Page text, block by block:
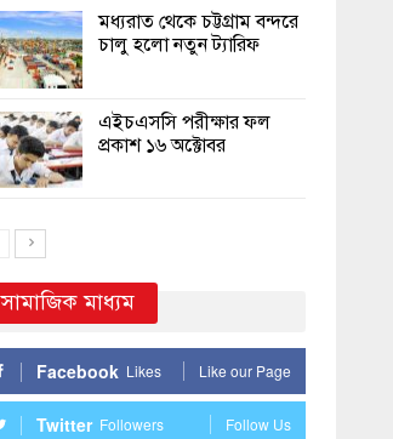
মধ্যরাত থেকে চট্টগ্রাম বন্দরে
চালু হলো নতুন ট্যারিফ
এইচএসসি পরীক্ষার ফল
প্রকাশ ১৬ অক্টোবর
সামাজিক মাধ্যম
Facebook Likes Like our Page
Twitter Followers Follow Us